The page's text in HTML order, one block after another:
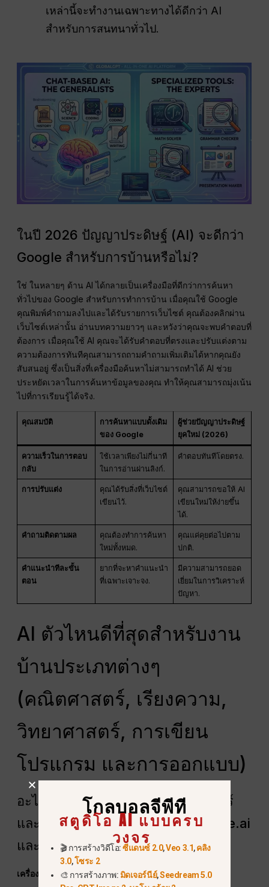
เหล่านี้จะทำงานเฉพาะทางได้ดีกว่า AI
สำหรับการสนทนาทั่วไป.
ในปี 2026 ปัญญาประดิษฐ์ (AI) จะดีกว่า
Google สำหรับการบ้านหรือไม่?
ใช่ ในหลายๆ ด้าน AI ได้กลายเป็นเครื่องมือที่ดีกว่าการค้นหา
ทั่วไปของ Google สำหรับการทำการบ้าน เมื่อคุณใช้ Google
คุณพิมพ์คำถามลงไปและได้รับรายการเว็บไซต์ คุณต้องคลิกผ่าน
เว็บไซต์เหล่านั้น อ่านบทความยาวๆ และหวังว่าคุณจะพบคำตอบที่
ต้องการ เมื่อคุณใช้ AI คุณจะได้รับคำตอบที่ตรงและปรับแต่งตาม
ความต้องการทันทีคุณสามารถถามคำถามเพิ่มเติมได้หากคุณยัง
สับสนอยู่ ซึ่งเป็นสิ่งที่เครื่องมือค้นหาไม่สามารถทำได้ AI ช่วย
ประหยัดเวลาในการค้นหาข้อมูลของคุณ ทำให้คุณสามารถมุ่งเน้น
ไปที่การเรียนรู้ได้จริง.
คุณสมบัติ
การค้นหาแบบดั้งเดิม
ของ Google
ผู้ช่วยปัญญาประดิษฐ์
ยุคใหม่ (2026)
ความเร็วในการตอบ
กลับ
ใช้เวลาเพียงไม่กี่นาที
ในการอ่านผ่านลิงก์.
คำตอบทันทีโดยตรง.
การปรับแต่ง
คุณได้รับสิ่งที่เว็บไซต์
เขียนไว้.
คุณสามารถขอให้ AI
เขียนใหม่ให้ง่ายขึ้น
ได้.
คำถามติดตามผล
คุณต้องทำการค้นหา
ใหม่ทั้งหมด.
คุณแค่คุยต่อไปตาม
ปกติ.
คำแนะนำทีละขั้น
ตอน
ยากที่จะหาคำแนะนำ
ที่เฉพาะเจาะจง.
มีความสามารถยอด
เยี่ยมในการวิเคราะห์
ปัญหา.
AI ตัวไหนดีที่สุดสำหรับงาน
บ้านประเภทต่างๆ
(คณิตศาสตร์, เรียงความ,
วิทยาศาสตร์, การเขียน
โปรแกรม และการออกแบบ)
อะไรคือ AI ที่ดีที่สุดสำหรับคณิตศาสตร์
และวิทยาศาสตร์? (แนะนำ Thetawise.ai
และ Socratic โดย Google)
เครื่องมือที่ 1: Thetawise.ai
โกลบอลจีพีที
สตูดิโอ AI แบบครบ
วงจร
🎬 การสร้างวิดีโอ:ซีแดนซ์ 2.0,Veo 3.1,คลิง
3.0,โซระ 2
🎨 การสร้างภาพ: มิดเจอร์นีย์,Seedream 5.0